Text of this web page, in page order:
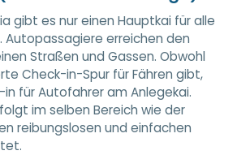
gibt es nur einen Hauptkai für alle
Autopassagiere erreichen den
Straßen und Gassen. Obwohl
Check-in-Spur für Fähren gibt,
für Autofahrer am Anlegekai.
im selben Bereich wie der
reibungslosen und einfachen